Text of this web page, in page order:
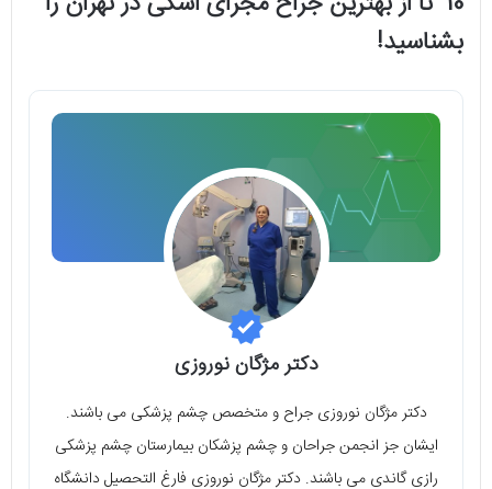
بشناسید!
دکتر مژگان نوروزی
دکتر مژگان نوروزی جراح و متخصص چشم پزشکی می باشند.
ایشان جز انجمن جراحان و چشم پزشکان بیمارستان چشم پزشکی
رازی گاندی می باشند. دکتر مژگان نوروزی فارغ التحصیل دانشگاه